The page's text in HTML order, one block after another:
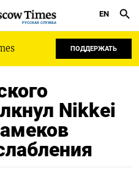
РУССКАЯ СЛУЖБА
EN
ПОДДЕРЖАТЬ
Nikkei